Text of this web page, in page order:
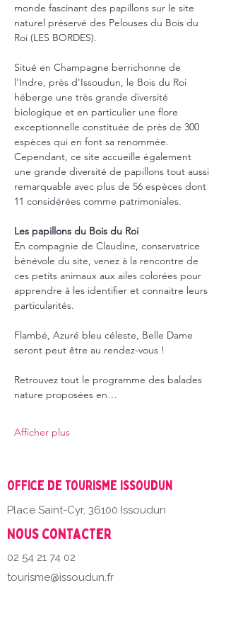
monde fascinant des papillons sur le site
naturel préservé des Pelouses du Bois du
Roi (LES BORDES).
Situé en Champagne berrichonne de
l'Indre, près d'Issoudun, le Bois du Roi
héberge une très grande diversité
biologique et en particulier une flore
exceptionnelle constituée de près de 300
espèces qui en font sa renommée.
Cependant, ce site accueille également
une grande diversité de papillons tout aussi
remarquable avec plus de 56 espèces dont
11 considérées comme patrimoniales.
Les papillons du Bois du Roi
En compagnie de Claudine, conservatrice
bénévole du site, venez à la rencontre de
ces petits animaux aux ailes colorées pour
apprendre à les identifier et connaitre leurs
particularités.
Flambé, Azuré bleu céleste, Belle Dame
seront peut être au rendez-vous !
Retrouvez tout le programme des balades
nature proposées en…
Afficher plus
Office de Tourisme Issoudun
Place Saint-Cyr, 36100 Issoudun
Nous contacter
02 54 21 74 02
tourisme@issoudun.fr